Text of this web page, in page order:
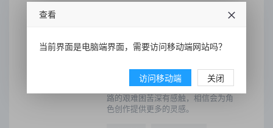
《创业时代》Angelababy首演
虽然职业不同，但baby却与内外兼修
源。一来是，Angelababy早在2011年
就开启自己的创客人生，对于创业之
路的艰难困苦深有感触，相信会为角
色创作提供更多的灵感。
查看
当前界面是电脑端界面，需要访问移动端网站吗？
访问移动端 关闭